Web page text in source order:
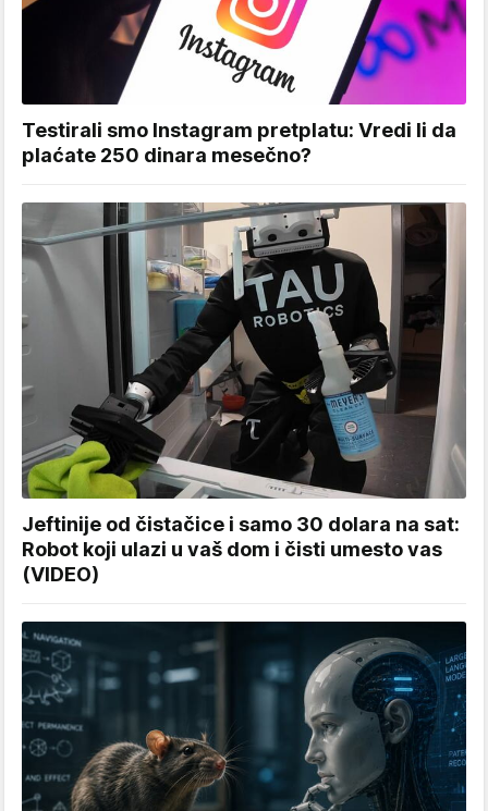
Testirali smo Instagram pretplatu: Vredi li da
plaćate 250 dinara mesečno?
Jeftinije od čistačice i samo 30 dolara na sat:
Robot koji ulazi u vaš dom i čisti umesto vas
(VIDEO)